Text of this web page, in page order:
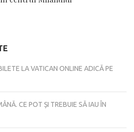
LA VATICAN ONLINE ADICĂ PE
CE POT ȘI TREBUIE SĂ IAU ÎN